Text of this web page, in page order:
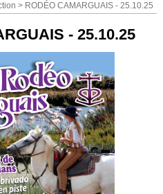
> RODÉO CAMARGUAIS - 25.10.25
- 25.10.25